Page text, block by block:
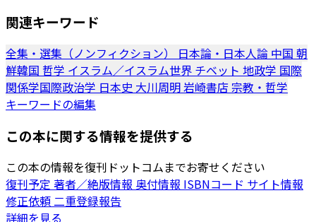
関連キーワード
全集・選集（ノンフィクション） 日本論・日本人論 中国 朝
鮮韓国 哲学 イスラム／イスラム世界 チベット 地政学 国際
関係学国際政治学 日本史 大川周明岩崎書店 宗教・哲学
キーワードの編集
この本に関する情報を提供する
この本の情報を復刊ドットコムまでお寄せください
復刊予定 著者／絶版情報 奥付情報 ISBNコード サイト情報
修正依頼 二重登録報告
詳細を見る